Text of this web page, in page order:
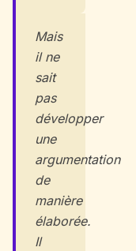
Mais
il ne
sait
pas
développer
une
argumentation
de
manière
élaborée.
Il